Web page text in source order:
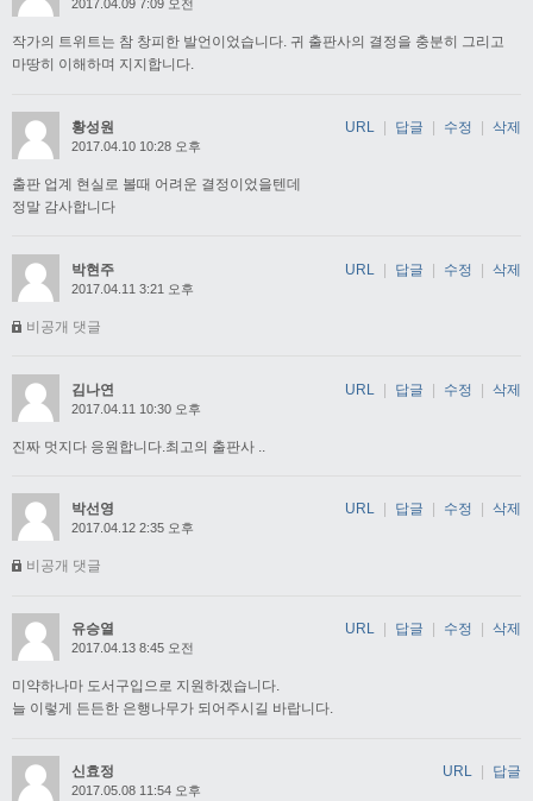
2017.04.09 7:09 오전
작가의 트위트는 참 창피한 발언이었습니다. 귀 출판사의 결정을 충분히 그리고
마땅히 이해하며 지지합니다.
황성원
2017.04.10 10:28 오후
출판 업계 현실로 볼때 어려운 결정이었을텐데
정말 감사합니다
URL 답글 수정 삭제
박현주
2017.04.11 3:21 오후
비공개 댓글
URL | 답글 | 수정 | 삭제
김나연
2017.04.11 10:30 오후
진짜 멋지다 응원합니다.최고의 출판사 ..
URL | 답글 | 수정 | 삭제
박선영
2017.04.12 2:35 오후
비공개 댓글
URL 답글 수정 삭제
유승열
2017.04.13 8:45 오전
미약하나마 도서구입으로 지원하겠습니다.
늘 이렇게 든든한 은행나무가 되어주시길 바랍니다.
URL 답글 수정 삭제
신효정
2017.05.08 11:54 오후
URL 답글